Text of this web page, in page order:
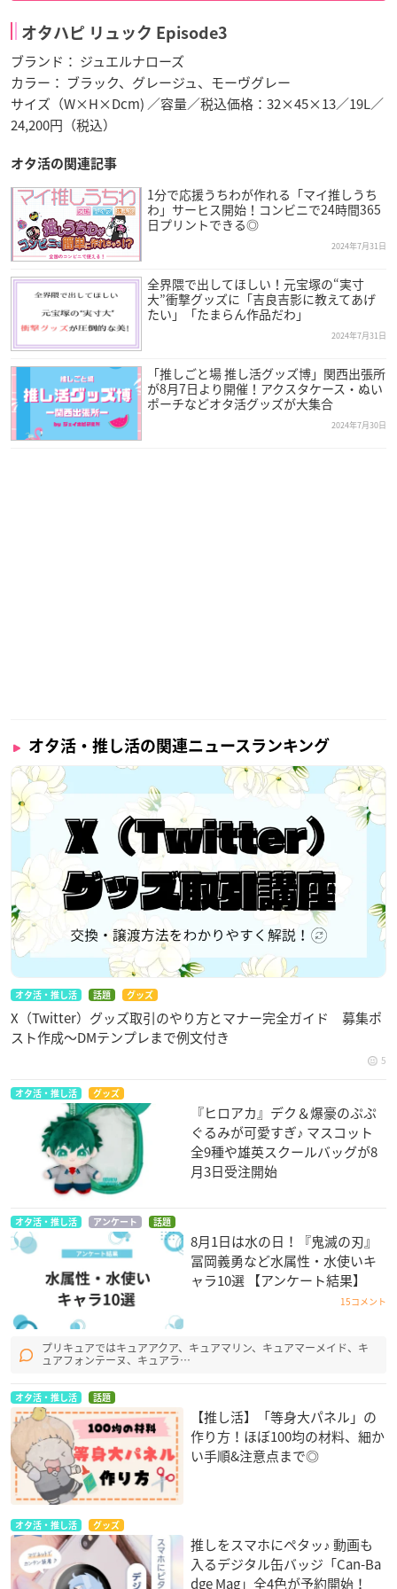
オタハピ リュック Episode3
ブランド： ジュエルナローズ
カラー： ブラック、グレージュ、モーヴグレー
サイズ（W×H×Dcm) ／容量／税込価格：32×45×13／19L／
24,200円（税込）
オタ活の関連記事
1分で応援うちわが作れる「マイ推しうち
わ」サーヒス開始！コンビニで24時間365
日プリントできる◎
2024年7月31日
全界隈で出してほしい！元宝塚の“実寸
大”衝撃グッズに「吉良吉影に教えてあげ
たい」「たまらん作品だわ」
2024年7月31日
「推しごと場 推し活グッズ博」関西出張所
が8月7日より開催！アクスタケース・ぬい
ポーチなどオタ活グッズが大集合
2024年7月30日
オタ活・推し活の関連ニュースランキング
オタ活・推し活 話題 グッズ
X（Twitter）グッズ取引のやり方とマナー完全ガイド 募集ポ
スト作成〜DMテンプレまで例文付き
5
オタ活・推し活 グッズ
『ヒロアカ』デク＆爆豪のぷぷ
ぐるみが可愛すぎ♪ マスコット
全9種や雄英スクールバッグが8
月3日受注開始
オタ活・推し活 アンケート 話題
8月1日は水の日！『鬼滅の刃』
冨岡義勇など水属性・水使いキ
ャラ10選 【アンケート結果】
15コメント
プリキュアではキュアアクア、キュアマリン、キュアマーメイド、キ
ュアフォンテーヌ、キュアラ…
オタ活・推し活 話題
【推し活】「等身大パネル」の
作り方！ほぼ100均の材料、細か
い手順&注意点まで◎
オタ活・推し活 グッズ
推しをスマホにペタッ♪ 動画も
入るデジタル缶バッジ「Can-Ba
dge Mag」全4色が予約開始！